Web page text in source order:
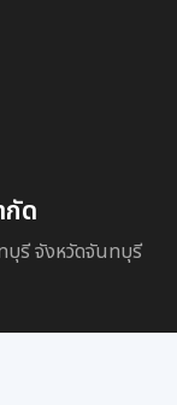
ด
บุรี จังหวัดจันทบุรี